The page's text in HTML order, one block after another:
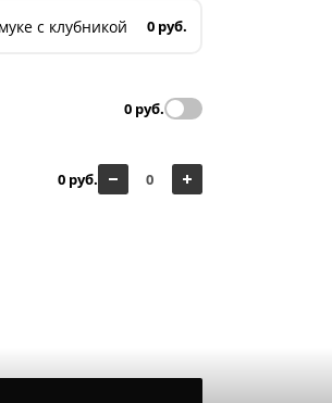
с клубникой 0 руб.
0 руб.
0 руб.